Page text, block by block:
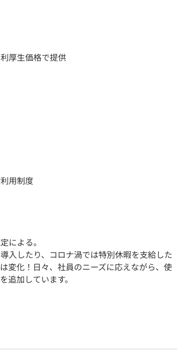
厚生価格で提供
用制度
による。
入したり、コロナ渦では特別休暇を支給した
変化！日々、社員のニーズに応えながら、使
追加しています。